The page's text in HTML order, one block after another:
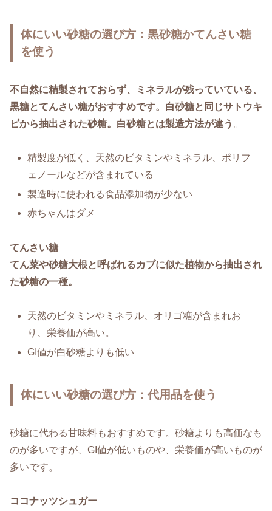
体にいい砂糖の選び方：黒砂糖かてんさい糖
を使う
不自然に精製されておらず、ミネラルが残っていている、
黒糖とてんさい糖がおすすめです。 白砂糖と同じサトウキ
ビから抽出された砂糖。白砂糖とは製造方法が違う 。
精製度が低く、天然のビタミンやミネラル、ポリフ
ェノールなどが含まれている
製造時に使われる食品添加物が少ない
赤ちゃんはダメ
てんさい糖
てん菜や砂糖大根と呼ばれるカブに似た植物から抽出され
た砂糖の一種。
天然のビタミンやミネラル、オリゴ糖が含まれお
り、栄養価が高い。
GI値が白砂糖よりも低い
体にいい砂糖の選び方：代用品を使う
砂糖に代わる甘味料もおすすめです。砂糖よりも高価なも
のが多いですが、GI値が低いものや、栄養価が高いものが
多いです。
ココナッツシュガー